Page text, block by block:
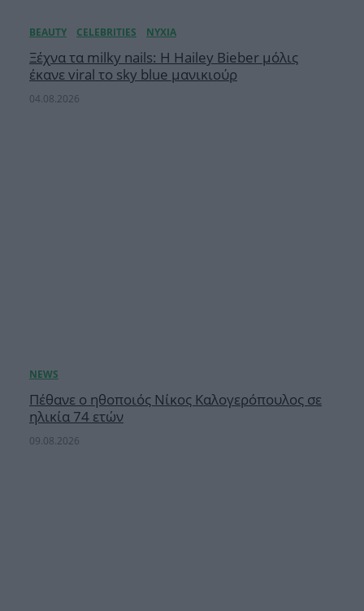
Ξέχνα τα milky nails: Η Hailey Bieber μόλις
έκανε viral το sky blue μανικιούρ
04.08.2026
Πέθανε ο ηθοποιός Νίκος Καλογερόπουλος σε
ηλικία 74 ετών
09.08.2026